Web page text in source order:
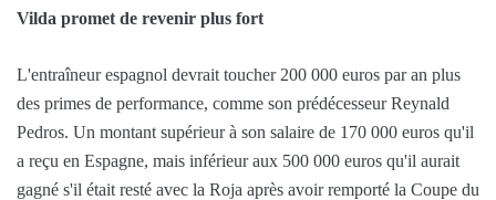
Vilda promet de revenir plus fort
L'entraîneur espagnol devrait toucher 200 000 euros par an plus
des primes de performance, comme son prédécesseur Reynald
Pedros. Un montant supérieur à son salaire de 170 000 euros qu'il
a reçu en Espagne, mais inférieur aux 500 000 euros qu'il aurait
gagné s'il était resté avec la Roja après avoir remporté la Coupe du